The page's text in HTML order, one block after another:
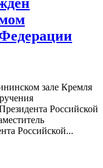
зале Кремля
Российской
Российской...